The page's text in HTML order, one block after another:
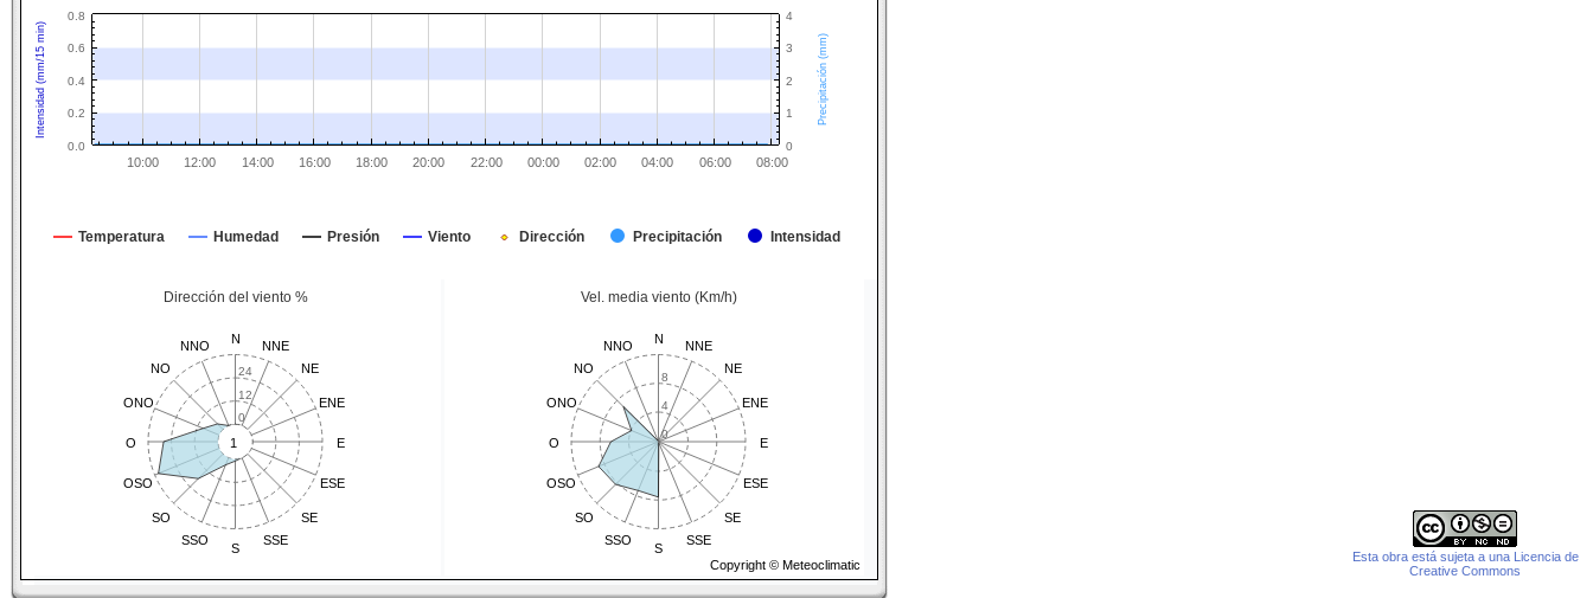
Precipitación (mm)
Intensidad (mm/15 min)
Temperatura Humedad Presión Viento Dirección Precipitación Intensidad
10:00 12:00 14:00 16:00 18:00 20:00 22:00 00:00 02:00 04:00 06:00 08:00
0
1
2
3
4
0.0
0.2
0.4
0.6
0.8
Dirección del viento %
1
N
NNE
NE
ENE
E
ESE
SE
SSE
S
SSO
SO
OSO
O
ONO
NO
NNO
0
12
24
Vel. media viento (Km/h)
N
NNE
NE
ENE
E
ESE
SE
SSE
S
SSO
SO
OSO
O
ONO
NO
NNO
0
4
8
Copyright © Meteoclimatic
Esta obra está sujeta a una Licencia de
Creative Commons